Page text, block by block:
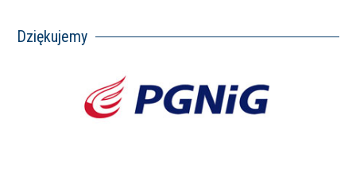
Dziękujemy